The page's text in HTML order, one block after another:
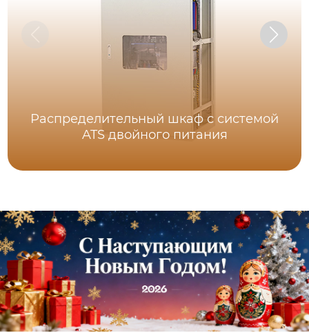
Распределительный шкаф с системой
ATS двойного питания